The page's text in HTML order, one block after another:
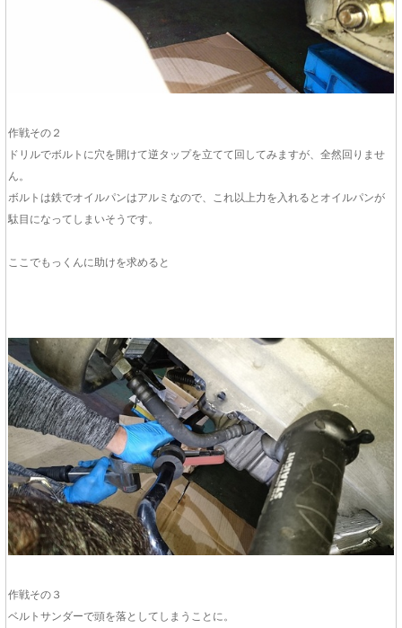
作戦その２
ドリルでボルトに穴を開けて逆タップを立てて回してみますが、全然回りませ
ん。
ボルトは鉄でオイルパンはアルミなので、これ以上力を入れるとオイルパンが
駄目になってしまいそうです。
ここでもっくんに助けを求めると
作戦その３
ベルトサンダーで頭を落としてしまうことに。